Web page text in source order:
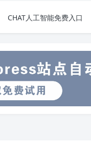
CHAT人工智能免费入口